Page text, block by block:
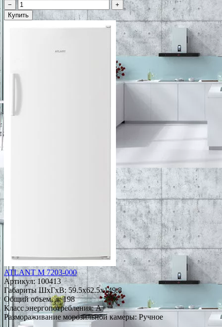
−
+
Купить
ATLANT М 7203-000
Артикул:100413
Габариты ШxГxВ: 59.5x62.5x149.8
Общий объем, л: 198
Класс энергопотребления: A+
Размораживание морозильной камеры: Ручное